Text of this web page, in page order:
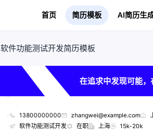
首页 简历模板 AI简历生
软件功能测试开发简历模板
在追求中发现可能
13800000000 zhangwei@example.com
软件功能测试开发
在职 上海 15k-20k